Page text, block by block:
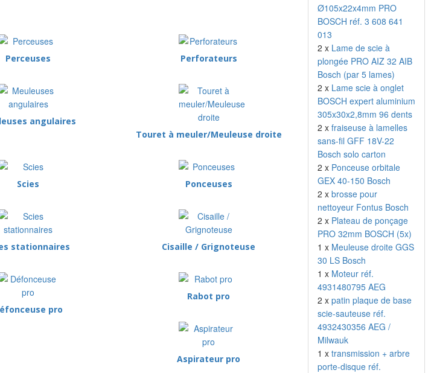
Perceuses Perforateurs
angulaires
Touret à meuler/Meuleuse droite
Scies Ponceuses
stationnaires Cisaille / Grignoteuse
pro
Rabot pro
Aspirateur pro
Ø105x22x4mm PRO
BOSCH réf. 3 608 641
013
2 x Lame de scie à
plongée PRO AIZ 32 AIB
Bosch (par 5 lames)
2 x Lame scie à onglet
BOSCH expert aluminium
305x30x2,8mm 96 dents
2 x fraiseuse à lamelles
sans-fil GFF 18V-22
Bosch solo carton
2 x Ponceuse orbitale
GEX 40-150 Bosch
2 x brosse pour
nettoyeur Fontus Bosch
2 x Plateau de ponçage
PRO 32mm BOSCH (5x)
1 x Meuleuse droite GGS
30 LS Bosch
1 x Moteur réf.
4931480795 AEG
2 x patin plaque de base
scie-sauteuse réf.
4932430356 AEG /
Milwauk
1 x transmission + arbre
porte-disque réf.